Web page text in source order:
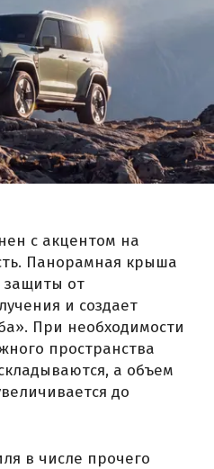
с акцентом на
Панорамная крыша
защиты от
и создает
При необходимости
пространства
а объем
до
в числе прочего